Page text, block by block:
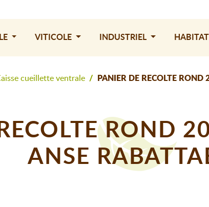
VITICOLE INDUSTRIEL HABITAT
cueillette ventrale PANIER DE RECOLTE ROND
ROND
ANSE